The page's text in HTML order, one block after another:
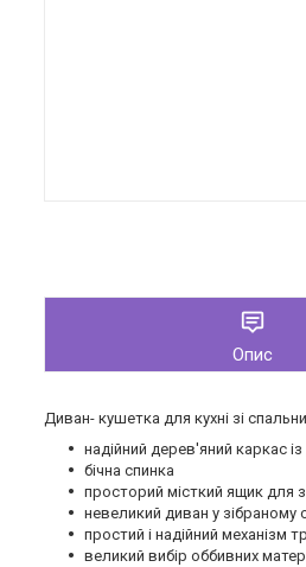
Опис
Диван- кушетка для кухні зі
надійний дерев'яний каркас
бічна спинка
просторий місткий ящик для
невеликий диван у зібраному
простий і надійний механізм
великий вибір оббивних